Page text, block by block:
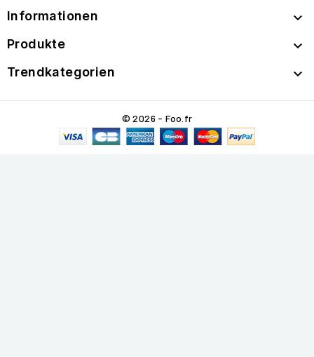
Informationen 
Produkte 
Trendkategorien 
© 2026 - Foo.fr